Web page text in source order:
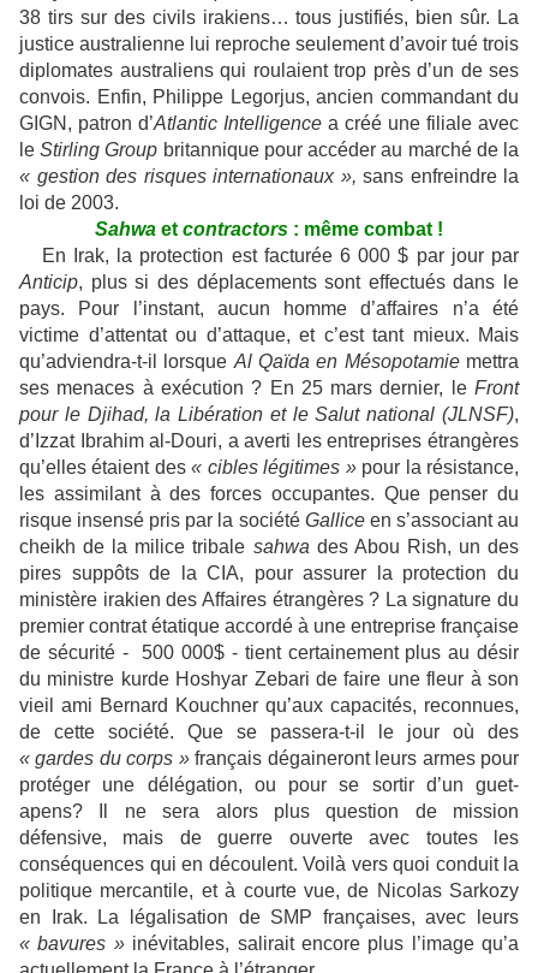
38 tirs sur des civils irakiens… tous justifiés, bien sûr. La
justice australienne lui reproche seulement d’avoir tué trois
diplomates australiens qui roulaient trop près d’un de ses
convois. Enfin, Philippe Legorjus, ancien commandant du
GIGN, patron d’Atlantic Intelligence a créé une filiale avec
leStirling Group britannique pour accéder au marché de la
« gestion des risques internationaux », sans enfreindre la
loi de 2003.
Sahwa et contractors : même combat !
En Irak, la protection est facturée 6 000 $ par jour par
Anticip, plus si des déplacements sont effectués dans le
pays. Pour l’instant, aucun homme d’affaires n’a été
victime d’attentat ou d’attaque, et c’est tant mieux. Mais
qu’adviendra-t-il lorsque Al Qaïda en Mésopotamiemettra
ses menaces à exécution ? En 25 mars dernier, le Front
pour le Djihad, la Libération et le Salut national (JLNSF),
d’Izzat Ibrahim al-Douri, a averti les entreprises étrangères
qu’elles étaient des« cibles légitimes »pour la résistance,
les assimilant à des forces occupantes. Que penser du
risque insensé pris par la société Galliceen s’associant au
cheikh de la milice tribale sahwa des Abou Rish, un des
pires suppôts de la CIA, pour assurer la protection du
ministère irakien des Affaires étrangères ? La signature du
premier contrat étatique accordé à une entreprise française
de sécurité - 500 000$ - tient certainement plus au désir
du ministre kurde Hoshyar Zebari de faire une fleur à son
vieil ami Bernard Kouchner qu’aux capacités, reconnues,
de cette société. Que se passera-t-il le jour où des
« gardes du corps »français dégaineront leurs armes pour
protéger une délégation, ou pour se sortir d’un guet-
apens? Il ne sera alors plus question de mission
défensive, mais de guerre ouverte avec toutes les
conséquences qui en découlent. Voilà vers quoi conduit la
politique mercantile, et à courte vue, de Nicolas Sarkozy
en Irak. La légalisation de SMP françaises, avec leurs
« bavures »inévitables, salirait encore plus l’image qu’a